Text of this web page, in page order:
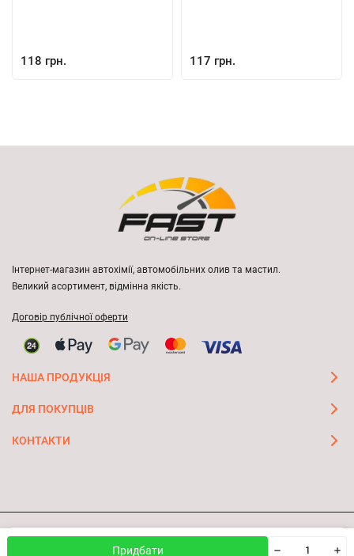
Придбати
118 грн. 117 грн.
Інтернет-магазин автохімії, автомобільних олив та мастил.
Великий асортимент, відмінна якість.
Договір публічної оферти
НАША ПРОДУКЦІЯ
ДЛЯ ПОКУПЦІВ
КОНТАКТИ